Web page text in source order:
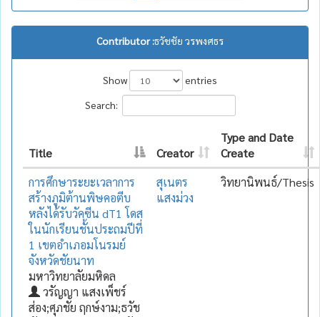
Contributor :ธวัชชัย วรพงศธร
Show
entries
Search:
Title Creator
Type and Date
Create
การศึกษาระยะเวลาการ
สร้างภูมิต้านพิษคอตีบ
หลังได้รับวัคซีน dT1 โดส
ในนักเรียนชั้นประถมปีที่
1 เขตอำเภอมโนรมย์
จังหวัดชัยนาท
มหาวิทยาลัยมหิดล
วรัญญา แสงเพ็ชร์
ส่อง;ศุภชัย ฤกษ์งาม;ธวัช
สุเนตร
แสงม่วง
วิทยานิพนธ์/Thesis